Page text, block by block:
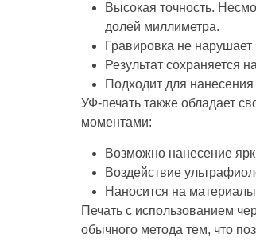
Высокая точность.
долей миллиметра.
Гравировка не
Результат сохраняется
Подходит для
УФ-печать также обладает
моментами:
Возможно нанесение
Воздействие
Наносится на
Печать с использованием
обычного метода тем, что